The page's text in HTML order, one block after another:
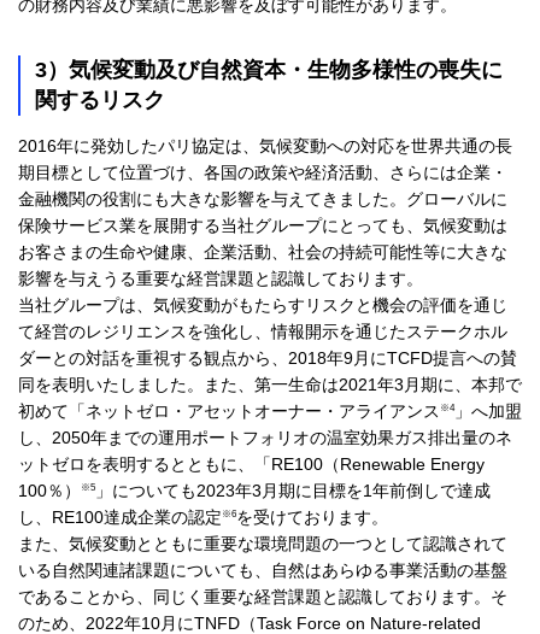
の財務内容及び業績に悪影響を及ぼす可能性があります。
3）気候変動及び自然資本・生物多様性の喪失に
関するリスク
2016年に発効したパリ協定は、気候変動への対応を世界共通の長
期目標として位置づけ、各国の政策や経済活動、さらには企業・
金融機関の役割にも大きな影響を与えてきました。グローバルに
保険サービス業を展開する当社グループにとっても、気候変動は
お客さまの生命や健康、企業活動、社会の持続可能性等に大きな
影響を与えうる重要な経営課題と認識しております。
当社グループは、気候変動がもたらすリスクと機会の評価を通じ
て経営のレジリエンスを強化し、情報開示を通じたステークホル
ダーとの対話を重視する観点から、2018年9月にTCFD提言への賛
同を表明いたしました。また、第一生命は2021年3月期に、本邦で
初めて「ネットゼロ・アセットオーナー・アライアンス ※4」へ加盟
し、2050年までの運用ポートフォリオの温室効果ガス排出量のネ
ットゼロを表明するとともに、「RE100（Renewable Energy
100％）
※5 」についても2023年3月期に目標を1年前倒しで達成
し、RE100達成企業の認定 ※6を受けております。
また、気候変動とともに重要な環境問題の一つとして認識されて
いる自然関連諸課題についても、自然はあらゆる事業活動の基盤
であることから、同じく重要な経営課題と認識しております。そ
のため、2022年10月にTNFD（Task Force on Nature-related